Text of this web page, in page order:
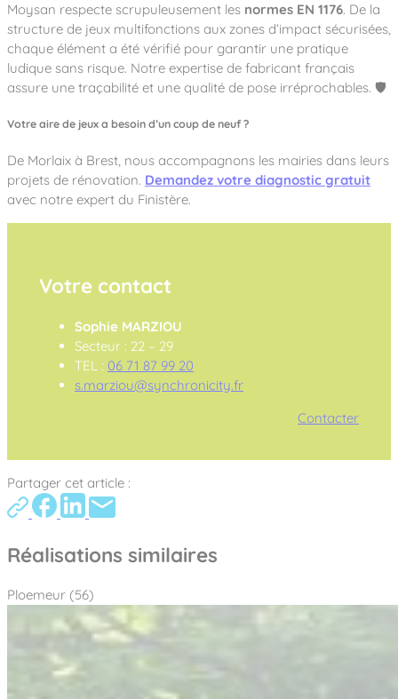
Moysan respecte scrupuleusement les normes EN 1176. De la
structure de jeux multifonctions aux zones d’impact sécurisées,
chaque élément a été vérifié pour garantir une pratique
ludique sans risque. Notre expertise de fabricant français
assure une traçabilité et une qualité de pose irréprochables. 🛡️
Votre aire de jeux a besoin d’un coup de neuf ?
De Morlaix à Brest, nous accompagnons les mairies dans leurs
projets de rénovation. Demandez votre diagnostic gratuit
avec notre expert du Finistère.
Votre contact
Sophie MARZIOU
Secteur : 22 – 29
TEL : 06 71 87 99 20
s.marziou@synchronicity.fr
Contacter
Partager cet article :
Réalisations similaires
Ploemeur (56)